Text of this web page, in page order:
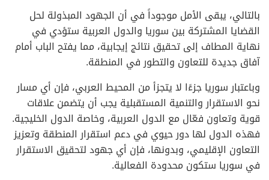
بالتالي، يبقى الأمل موجوداً في أن الجهود المبذولة لحل
القضايا المشتركة بين سوريا والدول العربية ستؤدي في
نهاية المطاف إلى تحقيق نتائج إيجابية، مما يفتح الباب أمام
آفاق جديدة للتعاون والتطور في المنطقة.
وباعتبار سوريا جزءًا لا يتجزأ من المحيط العربي، فإن أي مسار
نحو الاستقرار والتنمية المستقبلية يجب أن يتضمن علاقات
قوية وتعاون فعّال مع الدول العربية، وخاصة الدول الخليجية.
فهذه الدول لها دور حيوي في دعم استقرار المنطقة وتعزيز
التعاون الإقليمي، وبدونها، فإن أي جهود لتحقيق الاستقرار
في سوريا ستكون محدودة الفعالية.